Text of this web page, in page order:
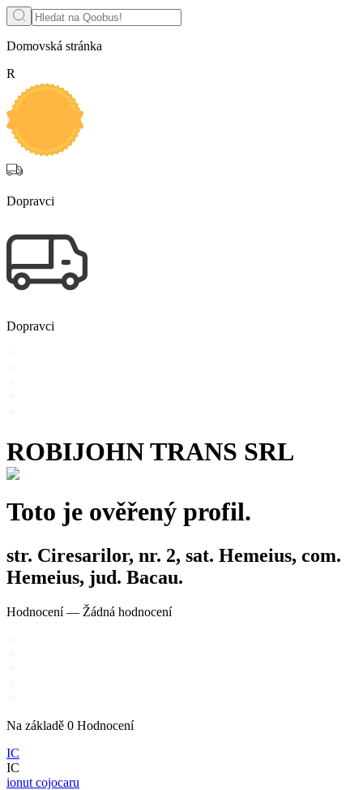
Domovská stránka
R
Dopravci
Dopravci
ROBIJOHN TRANS SRL
Toto je ověřený profil.
str. Ciresarilor, nr. 2, sat. Hemeius, com.
Hemeius, jud. Bacau.
Hodnocení— Žádná hodnocení
Na základě 0 Hodnocení
IC
IC
ionut cojocaru